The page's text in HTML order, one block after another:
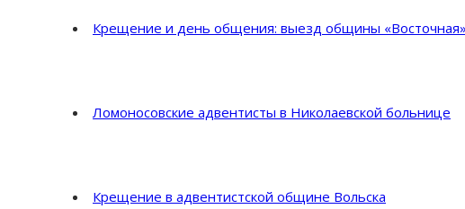
Крещение и день общения: выезд общины
Ломоносовские адвентисты в Николаевской больнице
Крещение в адвентистской общине Вольска